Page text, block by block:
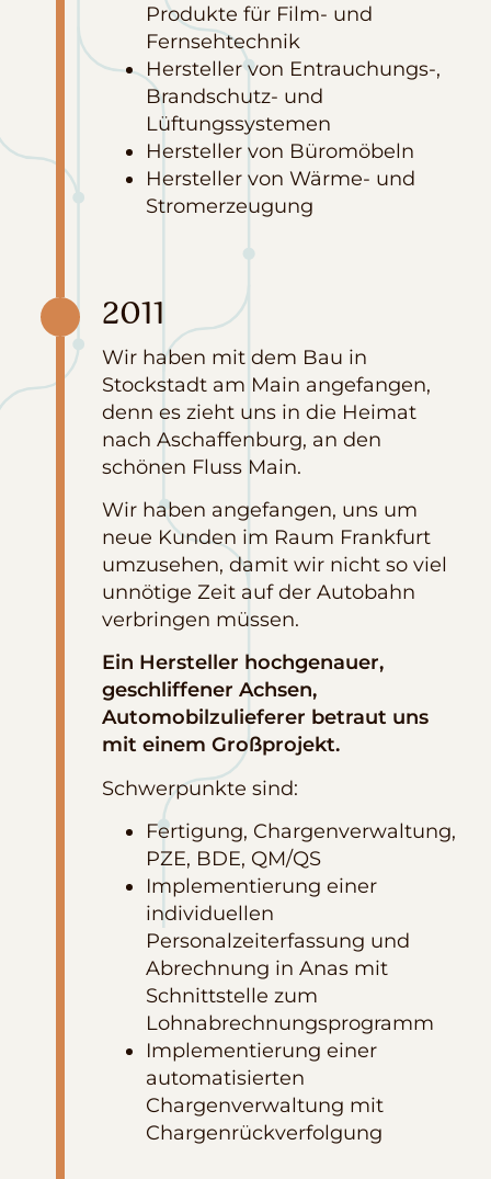
Produkte für Film- und
Fernsehtechnik
Hersteller von Entrauchungs-,
Brandschutz- und
Lüftungssystemen
Hersteller von Büromöbeln
Hersteller von Wärme- und
Stromerzeugung
2011
Wir haben mit dem Bau in
Stockstadt am Main angefangen,
denn es zieht uns in die Heimat
nach Aschaffenburg, an den
schönen Fluss Main.
Wir haben angefangen, uns um
neue Kunden im Raum Frankfurt
umzusehen, damit wir nicht so viel
unnötige Zeit auf der Autobahn
verbringen müssen.
Ein Hersteller hochgenauer,
geschliffener Achsen,
Automobilzulieferer betraut uns
mit einem Großprojekt.
Schwerpunkte sind:
Fertigung, Chargenverwaltung,
PZE, BDE, QM/QS
Implementierung einer
individuellen
Personalzeiterfassung und
Abrechnung in Anas mit
Schnittstelle zum
Lohnabrechnungsprogramm
Implementierung einer
automatisierten
Chargenverwaltung mit
Chargenrückverfolgung